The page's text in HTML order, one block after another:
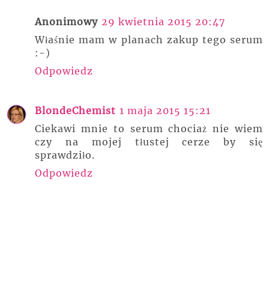
Anonimowy 29 kwietnia 2015 20:47
Właśnie mam w planach zakup tego serum
:-)
Odpowiedz
BlondeChemist 1 maja 2015 15:21
Ciekawi mnie to serum chociaż nie wiem
czy na mojej tłustej cerze by się
sprawdziło.
Odpowiedz